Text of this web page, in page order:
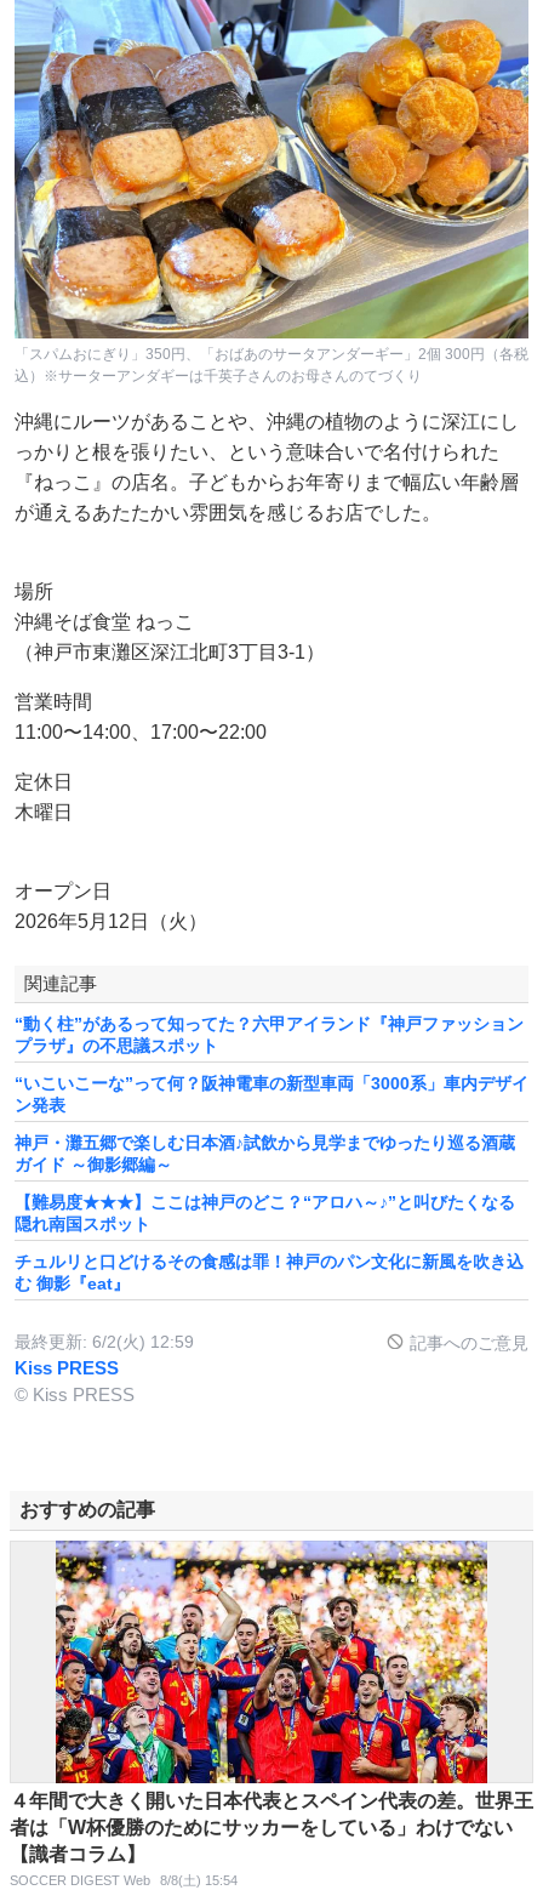
「スパムおにぎり」350円、「おばあのサータアンダーギー」2個 300円（各税
込）※サーターアンダギーは千英子さんのお母さんのてづくり
沖縄にルーツがあることや、沖縄の植物のように深江にし
っかりと根を張りたい、という意味合いで名付けられた
『ねっこ』の店名。子どもからお年寄りまで幅広い年齢層
が通えるあたたかい雰囲気を感じるお店でした。
場所
沖縄そば食堂 ねっこ
（神戸市東灘区深江北町3丁目3-1）
営業時間
11:00〜14:00、17:00〜22:00
定休日
木曜日
オープン日
2026年5月12日（火）
関連記事
“動く柱”があるって知ってた？六甲アイランド『神戸ファッション
プラザ』の不思議スポット
“いこいこーな”って何？阪神電車の新型車両「3000系」車内デザイ
ン発表
神戸・灘五郷で楽しむ日本酒♪試飲から見学までゆったり巡る酒蔵
ガイド ～御影郷編～
【難易度★★★】ここは神戸のどこ？“アロハ～♪”と叫びたくなる
隠れ南国スポット
チュルリと口どけるその食感は罪！神戸のパン文化に新風を吹き込
む 御影『eat』
最終更新: 6/2(火) 12:59 記事へのご意見
Kiss PRESS
© Kiss PRESS
おすすめの記事
４年間で大きく開いた日本代表とスペイン代表の差。世界王
者は「W杯優勝のためにサッカーをしている」わけでない
【識者コラム】
SOCCER DIGEST Web 8/8(土) 15:54